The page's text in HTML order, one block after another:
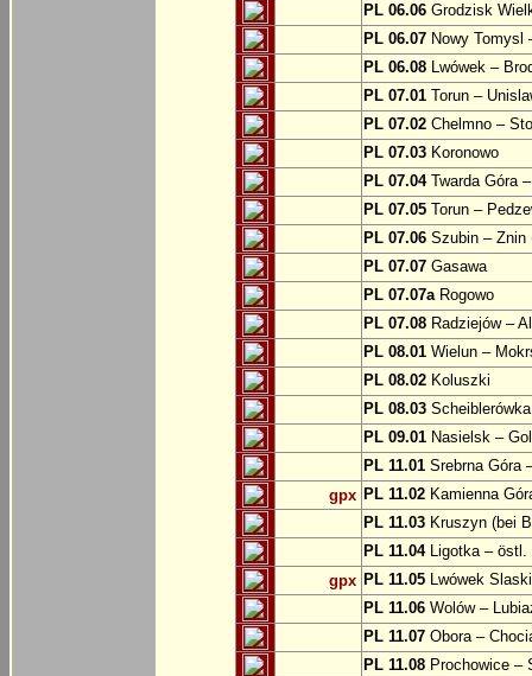
PL 06.06 Grodzisk
PL 06.07 Nowy Tomysl
PL 06.08 Lwówek –
PL 07.01 Torun –
PL 07.02 Chelmno –
PL 07.03 Koronowo
PL 07.04Twarda Góra
PL 07.05 Torun –
PL 07.06 Szubin – Znin
PL 07.07 Gasawa
PL 07.07aRogowo
PL 07.08 Radziejów –
PL 08.01 Wielun –
PL 08.02 Koluszki
PL 08.03
PL 09.01 Nasielsk –
PL 11.01 Srebrna Góra
gpx PL 11.02 Kamienna
PL 11.03 Kruszyn (bei
PL 11.04Ligotka – östl.
gpx PL 11.05 Lwówek
PL 11.06 Wolów –
PL 11.07 Obora –
PL 11.08 Prochowice –